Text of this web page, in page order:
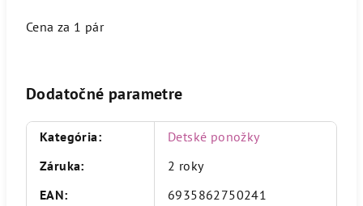
Cena za 1 pár
Dodatočné parametre
Kategória:
Detské ponožky
Záruka:
2 roky
EAN:
6935862750241